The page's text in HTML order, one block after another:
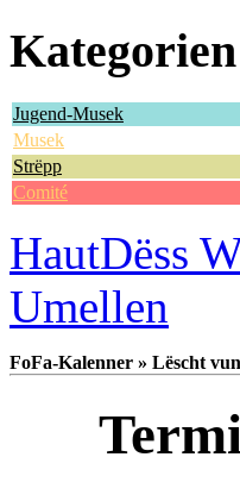
Kategorien
Jugend-Musek
Musek
Strëpp
Comité
HautDëss
Umellen
FoFa-Kalenner » Lëscht